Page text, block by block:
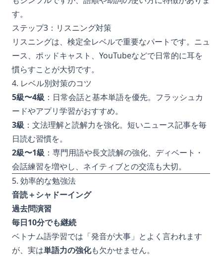
す。
ステップ3：リスニング対策
リスニングは、検定全レベルで重要なパートです。ニュ
ース、ポッドキャスト、YouTubeなどで日常的に耳を
慣らすことが大切です。
4. レベル別対策のコツ
5級〜4級 ：日常会話と基本単語を優先。フラッシュカ
ードやアプリ学習がおすすめ。
3級 ：文法理解と読解力を強化。短いニュース記事を毎
日読む習慣を。
2級〜1級 ：専門用語や長文読解の強化、ディベート・
会話練習を増やし、ネイティブとの交流も大切。
5. 効率的な勉強法
音読＋シャドーイング
過去問演習
毎日10分でも継続
ベトナム語学習では「発音が大事」とよく言われます
が、実は単語力の強化も欠かせません。